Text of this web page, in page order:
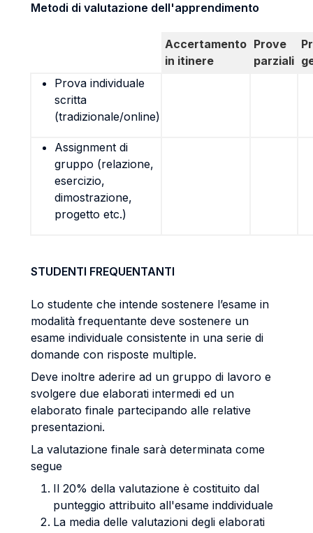
Metodi di valutazione dell'apprendimento
Accertamento
in itinere
Prove
parziali
Prova individuale
scritta
(tradizionale/online)
Assignment di
gruppo (relazione,
esercizio,
dimostrazione,
progetto etc.)
STUDENTI FREQUENTANTI
Lo studente che intende sostenere l’esame in
modalità frequentante deve sostenere un
esame individuale consistente in una serie di
domande con risposte multiple.
Deve inoltre aderire ad un gruppo di lavoro e
svolgere due elaborati intermedi ed un
elaborato finale partecipando alle relative
presentazioni.
La valutazione finale sarà determinata come
segue
Il 20% della valutazione è costituito dal
punteggio attribuito all'esame inddividuale
La media delle valutazioni degli elaborati